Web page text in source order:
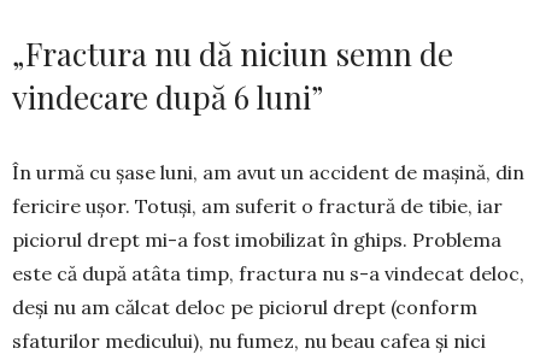
„Fractura nu dă niciun semn de
vindecare după 6 luni”
În urmă cu șase luni, am avut un accident de mașină, din
fericire ușor. Totuși, am suferit o fractură de tibie, iar
piciorul drept mi-a fost imo­bili­zat în ghips. Problema
este că după atâta timp, fractura nu s-a vindecat deloc,
deși nu am călcat deloc pe piciorul drept (conform
sfaturilor medicului), nu fumez, nu beau cafea și nici